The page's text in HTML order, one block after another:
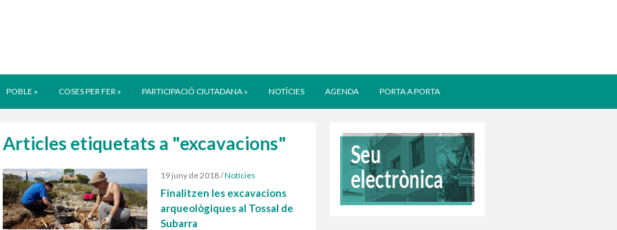
POBLE » COSES PER FER » PARTICIPACIÓ CIUTADANA » NOTÍCIES AGENDA PORTA A PORTA
Articles etiquetats a "excavacions"
19 juny de 2018/Notícies
Finalitzen les excavacions
arqueològiques al Tossal de
Subarra